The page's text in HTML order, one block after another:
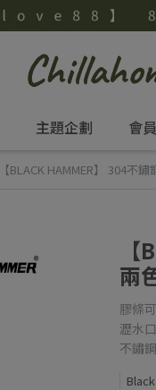
主題企劃 會
【BLACK HAMMER】 304不
兩
膠條
瀝水
不鏽